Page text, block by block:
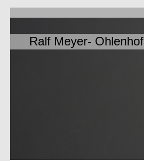
Ralf Meyer- Ohlenhof